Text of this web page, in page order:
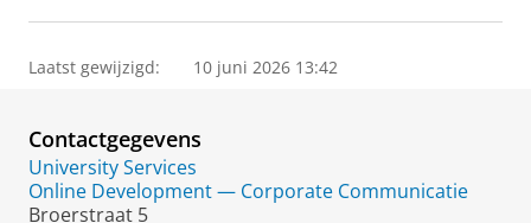
e
a
Laatst gewijzigd: 10 juni 2026 13:42
Contactgegevens
University Services
Online Development — Corporate Communicatie
Broerstraat 5